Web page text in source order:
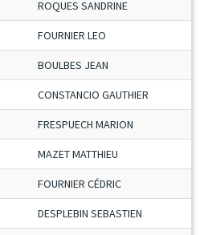
ROQUES SANDRINE
FOURNIER LEO
BOULBES JEAN
CONSTANCIO GAUTHIER
FRESPUECH MARION
MAZET MATTHIEU
FOURNIER CÉDRIC
DESPLEBIN SEBASTIEN